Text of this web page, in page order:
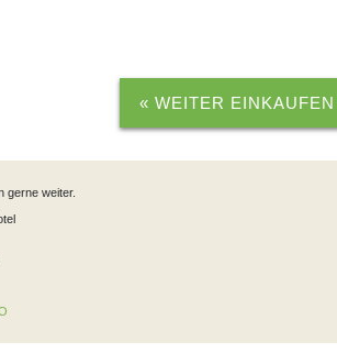
« WEITER EINKAUFEN
gerne weiter.